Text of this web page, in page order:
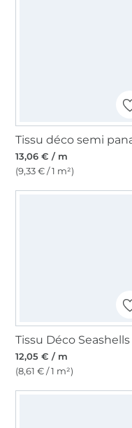
13,06 € / m
(9,33 € / 1 m²)
12,05 € / m
(8,61 € / 1 m²)